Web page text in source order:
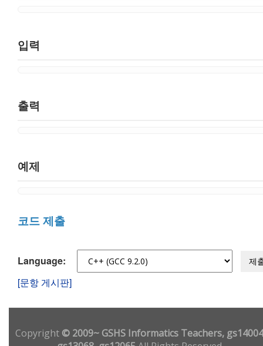
입력
출력
예제
코드 제출
Language: 제
[문항 게시판]
Copyright© 2009~ GSHS Informatics Teachers,